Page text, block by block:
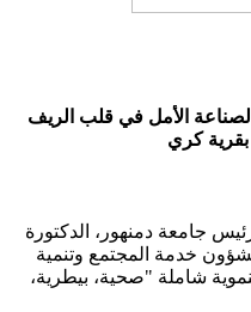
لصناعة الأمل في قلب الريف
كري
جامعة دمنهور، الدكتورة
خدمة المجتمع وتنمية
شاملة "صحية، بيطرية،